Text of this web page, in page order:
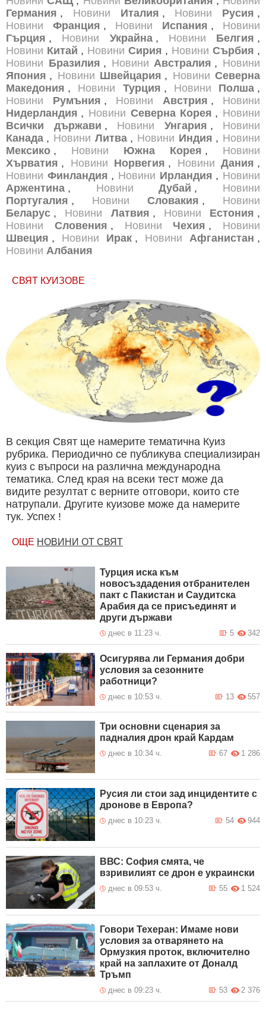
Германия , Новини Италия , Новини Русия ,
Новини
Франция , Новини Испания , Новини
Гърция , Новини Украйна , Новини Белгия ,
Новини Китай , Новини Сирия , Новини Сърбия ,
Новини Бразилия , Новини Австралия , Новини
Япония , Новини Швейцария , Новини Северна
Македония , Новини Турция , Новини Полша ,
Новини
Румъния , Новини Австрия , Новини
Нидерландия , Новини Северна Корея , Новини
Всички държави , Новини Унгария , Новини
Канада , Новини Литва , Новини Индия , Новини
Мексико , Новини Южна Корея , Новини
Хърватия , Новини Норвегия , Новини Дания ,
Новини Финландия , Новини Ирландия , Новини
Аржентина , Новини Дубай , Новини
Португалия , Новини Словакия , Новини
Беларус , Новини Латвия , Новини Естония ,
Новини
Словения , Новини Чехия , Новини
Швеция , Новини Ирак , Новини Афганистан ,
Новини Албания
СВЯТ КУИЗОВЕ
В секция Свят ще намерите тематична Куиз
рубрика. Периодично се публикува специализиран
куиз с въпроси на различна международна
тематика. След края на всеки тест може да
видите резултат с верните отговори, които сте
натрупали. Другите куизове може да намерите
тук. Успех !
ОЩЕ НОВИНИ ОТ СВЯТ
Турция иска към
новосъздадения отбранителен
пакт с Пакистан и Саудитска
Арабия да се присъединят и
други държави
днес в 11:23 ч. 342
5
Осигурява ли Германия добри
условия за сезонните
работници?
днес в 10:53 ч. 557
13
Три основни сценария за
падналия дрон край Кардам
днес в 10:34 ч. 1 286
67
Русия ли стои зад инцидентите с
дронове в Европа?
днес в 10:23 ч. 944
54
ВВС: София смята, че
взривилият се дрон е украински
днес в 09:53 ч. 1 524
55
Говори Техеран: Имаме нови
условия за отварянето на
Ормузкия проток, включително
край на заплахите от Доналд
Тръмп
днес в 09:23 ч. 2 376
53